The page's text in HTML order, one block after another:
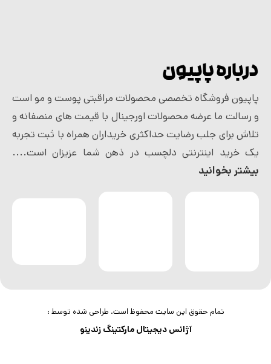
درباره پاپیون
پاپیون فروشگاه تخصصی محصولات مراقبتی پوست و مو است
و رسالت ما عرضه محصولات اورجینال با قیمت های منصفانه و
تلاش برای جلب رضایت حداکثری خریداران همراه با ثبت تجربه
یک خرید اینترنتی دلچسب در ذهن شما عزیزان است....
بیشتر بخوانید
تمام حقوق این سایت محفوظ است. طراحی شده توسط :
آژانس دیجیتال مارکتینگ زندینو